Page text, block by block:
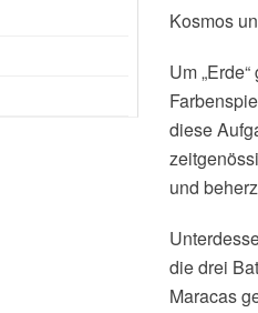
Kosmos
Um
diese
und
die drei
Maracas